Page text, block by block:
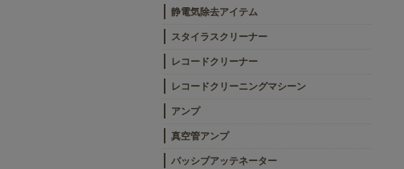
静電気除去アイテム
スタイラスクリーナー
レコードクリーナー
レコードクリーニングマシーン
アンプ
真空管アンプ
パッシブアッテネーター